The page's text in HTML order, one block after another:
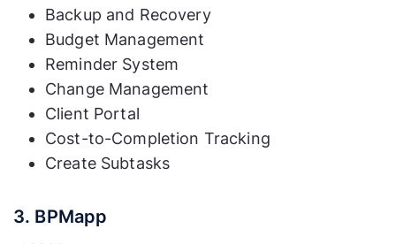
Backup and Recovery
Budget Management
Reminder System
Change Management
Client Portal
Cost-to-Completion Tracking
Create Subtasks
3. BPMapp